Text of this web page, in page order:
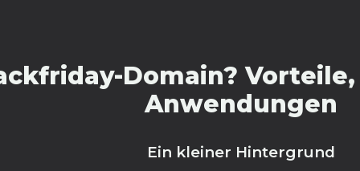
Domain?
Anwendungen
Ein kleiner Hintergrund